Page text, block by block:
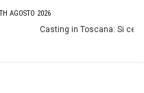
AGOSTO 2026
Casting in Toscana: Si cercano